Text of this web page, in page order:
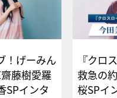
！げーみん
藤樹愛羅
SPインタ
『クロ
救急の
桜SP